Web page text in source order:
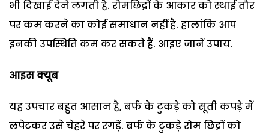
भी दिखाई देने लगती है. रोमछिद्रों के आकार को स्थाई तौर
पर कम करने का कोई समाधान नहीं है. हालांकि आप
इनकी उपस्थिति कम कर सकते हैं. आइए जानें उपाय.
आइस क्यूब
यह उपचार बहुत आसान है, बर्फ के टुकड़े को सूती कपड़े में
लपेटकर उसे चेहरे पर रगड़ें. बर्फ के टुकड़े रोम छिद्रों को